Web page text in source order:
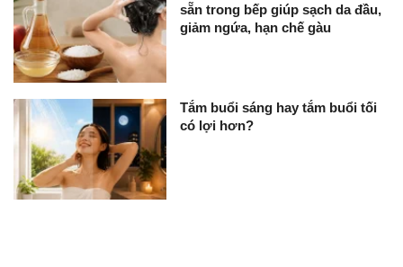
sẵn trong bếp giúp sạch da đầu,
giảm ngứa, hạn chế gàu
Tắm buổi sáng hay tắm buổi tối
có lợi hơn?